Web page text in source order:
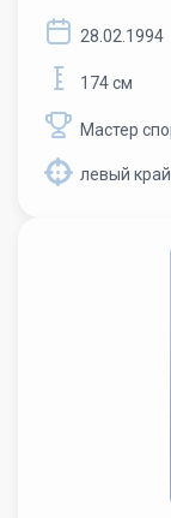
28.02.1994
174 см
Мастер
левый